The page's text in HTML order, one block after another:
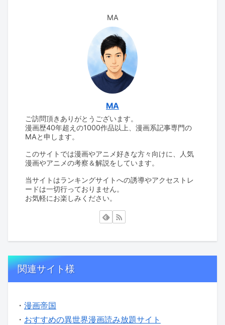
MA
MA
ご訪問頂きありがとうございます。
漫画歴40年超えの1000作品以上、漫画系記事専門の
MAと申します。
このサイトでは漫画やアニメ好きな方々向けに、人気
漫画やアニメの考察＆解説をしています。
当サイトはランキングサイトへの誘導やアクセストレ
ードは一切行っておりません。
お気軽にお楽しみください。
関連サイト様
・ 漫画帝国
・ おすすめの異世界漫画読み放題サイト